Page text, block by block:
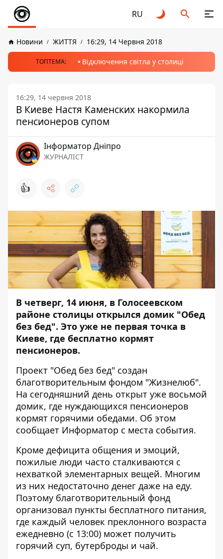
RU
Новини ЖИТТЯ 16:29, 14 Червня 2018
ТОПТЕМА: Відключення світла у столиці
16:29, 14 червня 2018
В Киеве Настя Каменских накормила
пенсионеров супом
Інформатор Дніпро
ЖУРНАЛІСТ
👍
В четверг, 14 июня, в Голосеевском
районе столицы открылся домик "Обед
без бед". Это уже не первая точка в
Киеве, где бесплатно кормят
пенсионеров.
Проект "Обед без бед" создан
благотворительным фондом "Жизнелюб".
На сегодняшний день открыт уже восьмой
домик, где нуждающихся пенсионеров
кормят горячими обедами. Об этом
сообщает Информатор с места события.
Кроме дефицита общения и эмоций,
пожилые люди часто сталкиваются с
нехваткой элементарных вещей. Многим
из них недостаточно денег даже на еду.
Поэтому благотворительный фонд
организовал пункты бесплатного питания,
где каждый человек преклонного возраста
ежедневно (с 13:00) может получить
горячий суп, бутерброды и чай.